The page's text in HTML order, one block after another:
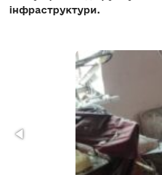
інфраструктури.